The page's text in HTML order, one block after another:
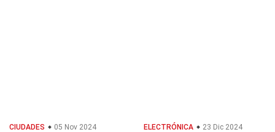
CIUDADES 05 Nov 2024 ELECTRÓNICA 23 Dic 2024